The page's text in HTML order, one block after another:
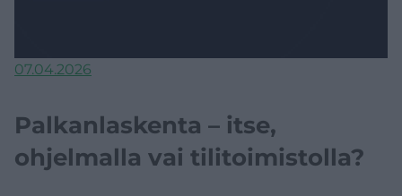
07.04.2026
Palkanlaskenta – itse,
ohjelmalla vai tilitoimistolla?